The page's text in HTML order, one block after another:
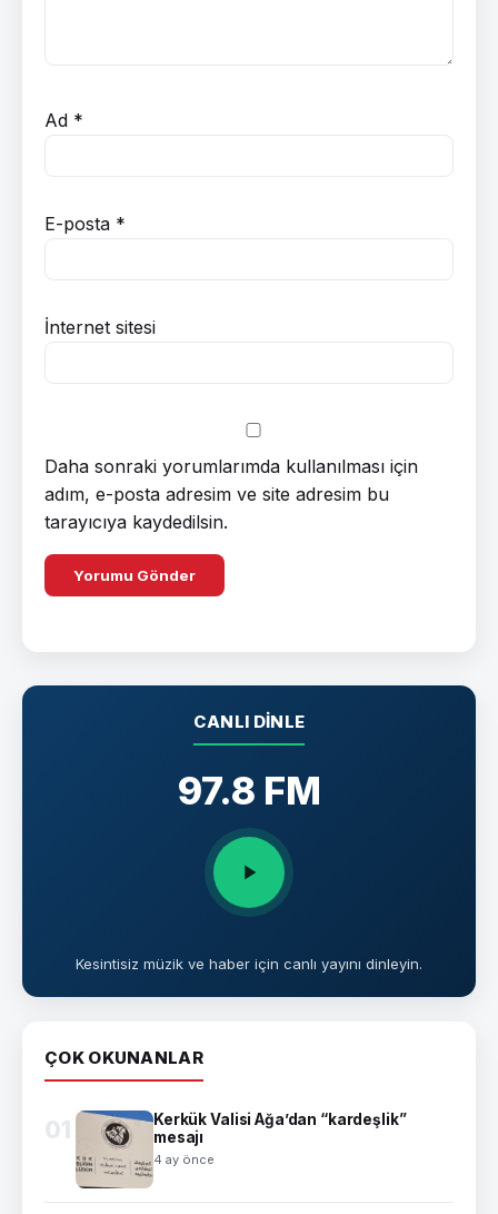
Ad *
E-posta *
İnternet sitesi
Daha sonraki yorumlarımda kullanılması için
adım, e-posta adresim ve site adresim bu
tarayıcıya kaydedilsin.
CANLI DINLE
97.8 FM
Kesintisiz müzik ve haber için canlı yayını dinleyin.
ÇOK OKUNANLAR
01
Kerkük Valisi Ağa’dan “kardeşlik”
mesajı
4 ay önce